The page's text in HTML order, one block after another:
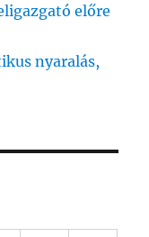
előre
nyaralás,